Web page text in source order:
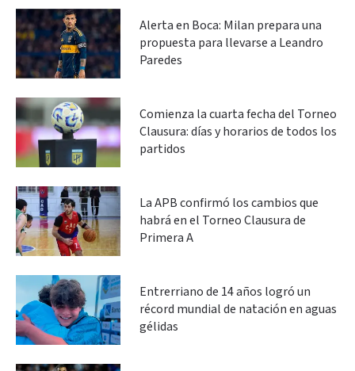
Alerta en Boca: Milan prepara una
propuesta para llevarse a Leandro
Paredes
Comienza la cuarta fecha del Torneo
Clausura: días y horarios de todos los
partidos
La APB confirmó los cambios que
habrá en el Torneo Clausura de
Primera A
Entrerriano de 14 años logró un
récord mundial de natación en aguas
gélidas